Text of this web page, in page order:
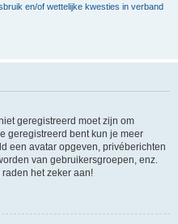
en/of wettelijke kwesties in verband
geregistreerd moet zijn om
geregistreerd bent kun je meer
een avatar opgeven, privéberichten
van gebruikersgroepen, enz.
het zeker aan!